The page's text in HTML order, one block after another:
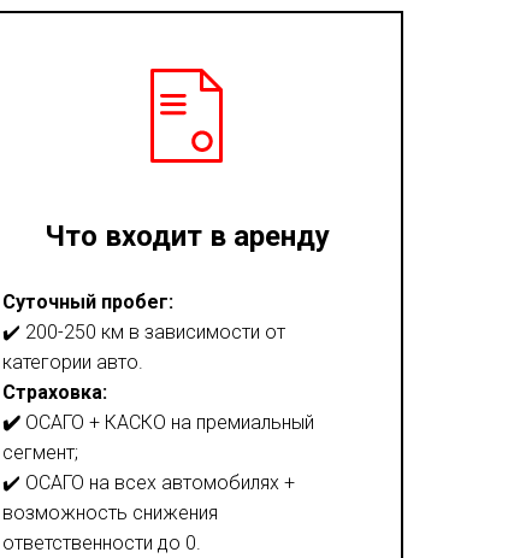
Что входит в аренду
Суточный пробег:
✔️ 200-250 км в зависимости от
категории авто.
Страховка:
✔️ ОСАГО + КАСКО на премиальный
сегмент;
✔️ ОСАГО на всех автомобилях +
возможность снижения
ответственности до 0.